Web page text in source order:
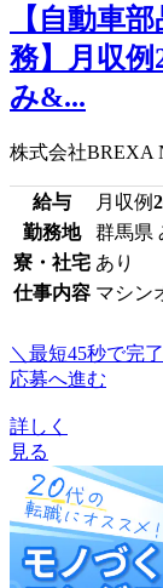
【自動車
務】月収例
み&...
株式会社BREXA
給与 月収例
勤務地
群馬県
寮・社宅 あり
仕事内容 マシン
＼最短45秒で完
応募へ進む
詳しく
見る